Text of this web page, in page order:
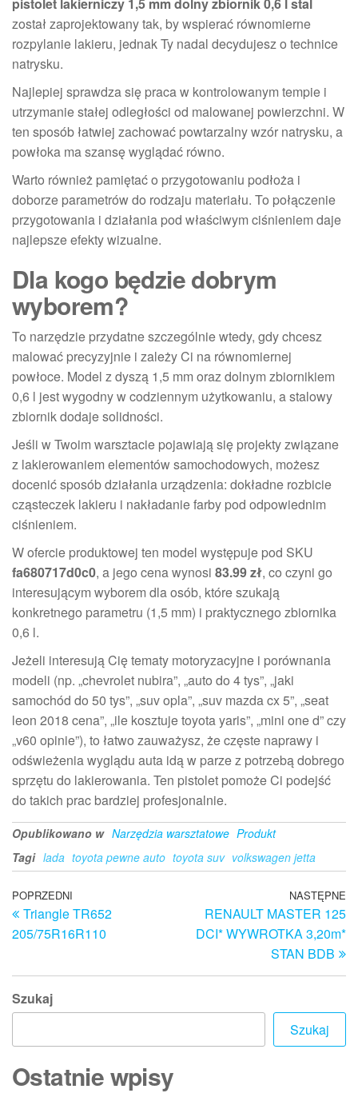
został zaprojektowany tak, by wspierać równomierne
rozpylanie lakieru, jednak Ty nadal decydujesz o technice
natrysku.
Najlepiej sprawdza się praca w kontrolowanym tempie i
utrzymanie stałej odległości od malowanej powierzchni. W
ten sposób łatwiej zachować powtarzalny wzór natrysku, a
powłoka ma szansę wyglądać równo.
Warto również pamiętać o przygotowaniu podłoża i
doborze parametrów do rodzaju materiału. To połączenie
przygotowania i działania pod właściwym ciśnieniem daje
najlepsze efekty wizualne.
Dla kogo będzie dobrym
wyborem?
To narzędzie przydatne szczególnie wtedy, gdy chcesz
malować precyzyjnie i zależy Ci na równomiernej
powłoce. Model z dyszą 1,5 mm oraz dolnym zbiornikiem
0,6 l jest wygodny w codziennym użytkowaniu, a stalowy
zbiornik dodaje solidności.
Jeśli w Twoim warsztacie pojawiają się projekty związane
z lakierowaniem elementów samochodowych, możesz
docenić sposób działania urządzenia: dokładne rozbicie
cząsteczek lakieru i nakładanie farby pod odpowiednim
ciśnieniem.
W ofercie produktowej ten model występuje pod SKU
fa680717d0c0, a jego cena wynosi 83.99 zł, co czyni go
interesującym wyborem dla osób, które szukają
konkretnego parametru (1,5 mm) i praktycznego zbiornika
0,6 l.
Jeżeli interesują Cię tematy motoryzacyjne i porównania
modeli (np. „chevrolet nubira”, „auto do 4 tys”, „jaki
samochód do 50 tys”, „suv opla”, „suv mazda cx 5”, „seat
leon 2018 cena”, „ile kosztuje toyota yaris”, „mini one d” czy
„v60 opinie”), to łatwo zauważysz, że częste naprawy i
odświeżenia wyglądu auta idą w parze z potrzebą dobrego
sprzętu do lakierowania. Ten pistolet pomoże Ci podejść
do takich prac bardziej profesjonalnie.
Opublikowano w Narzędzia warsztatowe Produkt
Tagi lada toyota pewne auto toyota suv volkswagen jetta
Nawigacja
wpisu
Poprzedni
wpis
POPRZEDNI
Triangle TR652
205/75R16R110
NASTĘPNE
RENAULT MASTER 125
DCI* WYWROTKA 3,20m*
STAN BDB
Szukaj
Szukaj
Ostatnie wpisy